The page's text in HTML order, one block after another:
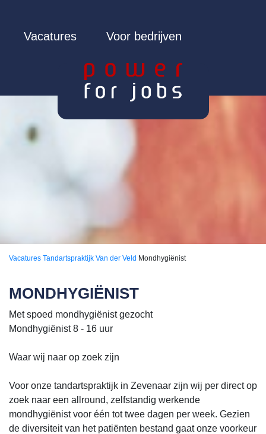
Vacatures Voor bedrijven
Vacatures Tandartspraktijk Van der Veld Mondhygiënist
MONDHYGIËNIST
Met spoed mondhygiënist gezocht
Mondhygiënist 8 - 16 uur
Waar wij naar op zoek zijn
Voor onze tandartspraktijk in Zevenaar zijn wij per direct op
zoek naar een allround, zelfstandig werkende
mondhygiënist voor één tot twee dagen per week. Gezien
de diversiteit van het patiënten bestand gaat onze voorkeur